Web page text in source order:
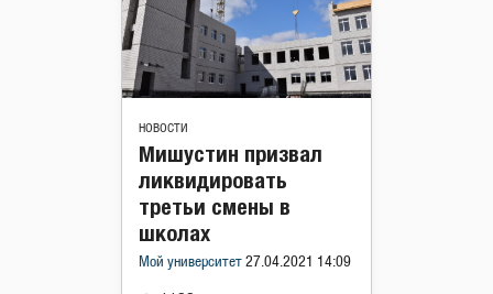
НОВОСТИ
Мишустин призвал
ликвидировать
третьи смены в
школах
Мой университет 27.04.2021 14:09